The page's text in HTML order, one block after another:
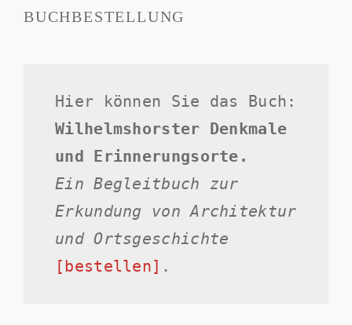
BUCHBESTELLUNG
Hier können Sie das Buch:
Wilhelmshorster Denkmale
und Erinnerungsorte.
Ein Begleitbuch zur
Erkundung von Architektur
und Ortsgeschichte
[bestellen] .